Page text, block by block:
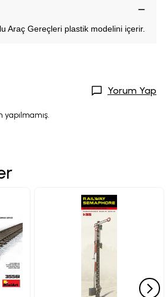
Araç Gereçleri plastik modelini içerir.
Yorum Yap